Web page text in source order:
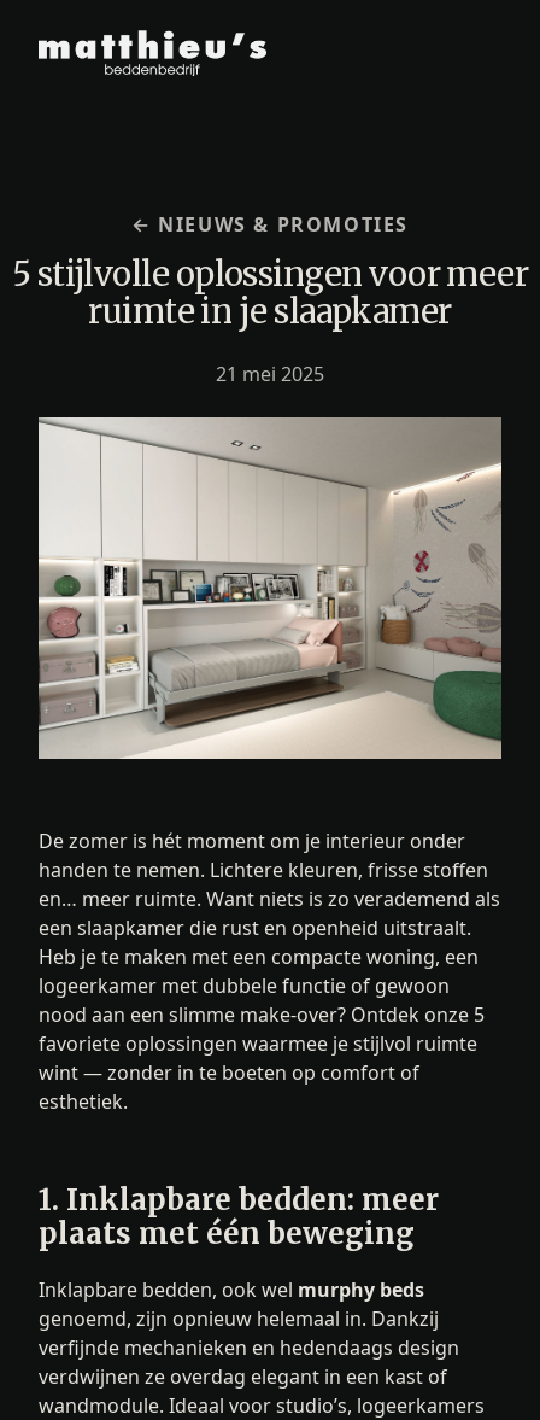
← NIEUWS & PROMOTIES
5 stijlvolle oplossingen voor meer
ruimte in je slaapkamer
21 mei 2025
De zomer is hét moment om je interieur onder
handen te nemen. Lichtere kleuren, frisse stoffen
en… meer ruimte. Want niets is zo verademend als
een slaapkamer die rust en openheid uitstraalt.
Heb je te maken met een compacte woning, een
logeerkamer met dubbele functie of gewoon
nood aan een slimme make-over? Ontdek onze 5
favoriete oplossingen waarmee je stijlvol ruimte
wint — zonder in te boeten op comfort of
esthetiek.
1. Inklapbare bedden: meer
plaats met één beweging
Inklapbare bedden, ook wel murphy beds
genoemd, zijn opnieuw helemaal in. Dankzij
verfijnde mechanieken en hedendaags design
verdwijnen ze overdag elegant in een kast of
wandmodule. Ideaal voor studio’s, logeerkamers